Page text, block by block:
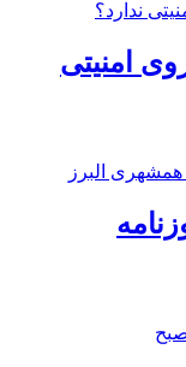
امنیتی